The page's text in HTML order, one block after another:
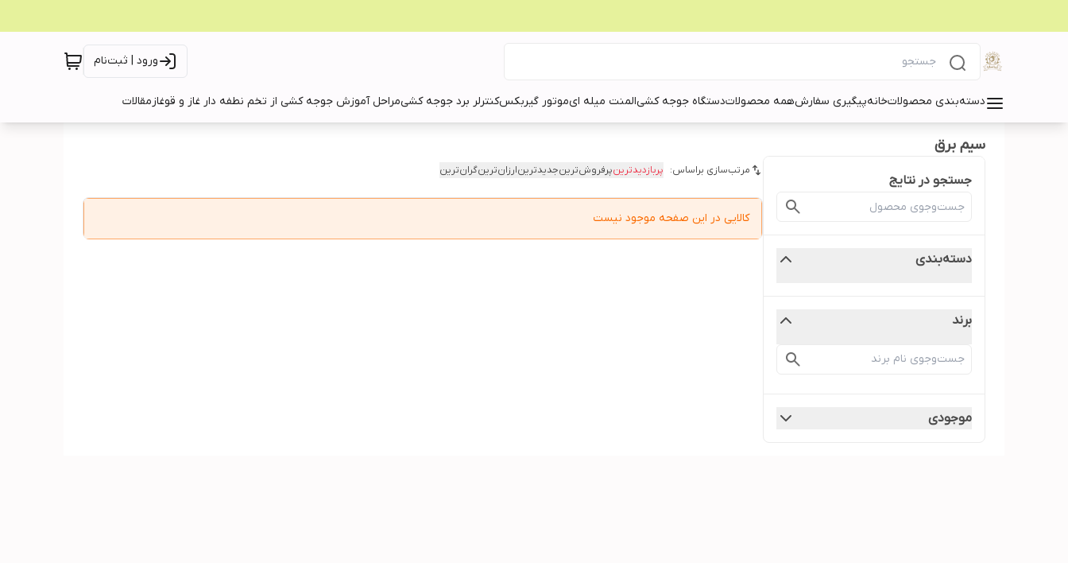
ورود | ثبت‌نام
دسته‌بندی محصولاتخانهپیگیری سفارشهمه محصولاتدستگاه جوجه کشیالمنت میله ایموتور گیربکسکنترلر برد جوجه کشیمراحل آموزش جوجه کشی از تخم نطفه دار غاز و قوغازمقالات
سیم برق
جستجو در نتایج
دسته‌بندی
برند
موجودی
مرتب‌سازی براساس: پربازدیدترینپرفروش‌ترینجدیدترینارزان‌ترینگران‌ترین
کالایی در این صفحه موجود نیست